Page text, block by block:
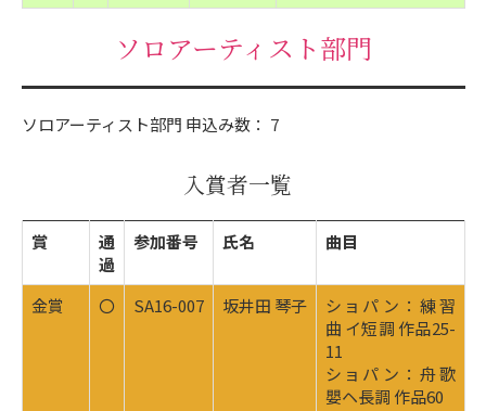
ソロアーティスト部門
ソロアーティスト部門 申込み数： 7
入賞者一覧
賞
通
過
参加番号 氏名 曲目
金賞 〇 SA16-007 坂井田 琴子
ショパン：練習
曲 イ短調 作品25-
11
ショパン：舟歌
嬰ヘ長調 作品60